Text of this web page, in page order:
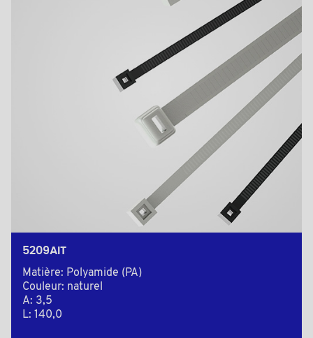
5209AIT
Matière: Polyamide (PA)
Couleur: naturel
A: 3,5
L: 140,0